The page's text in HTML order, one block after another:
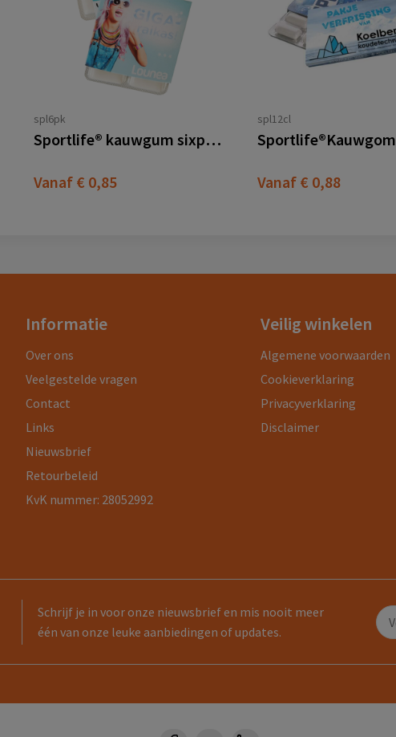
spl6pk
Sportlife® kauwgum sixpack
Vanaf € 0,85
spl12cl
Sportlife®Kauwgom
Vanaf € 0,88
Informatie
Over ons
Veelgestelde vragen
Contact
Links
Nieuwsbrief
Retourbeleid
KvK nummer: 28052992
Veilig winkelen
Algemene voorwaarden
Cookieverklaring
Privacyverklaring
Disclaimer
Schrijf je in voor onze nieuwsbrief en mis nooit meer
één van onze leuke aanbiedingen of updates.